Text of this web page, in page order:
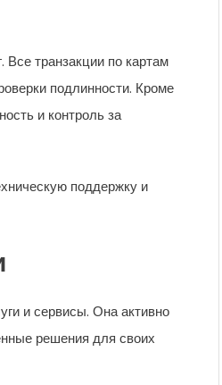
транзакции по картам
подлинности. Кроме
и контроль за
поддержку и
и сервисы. Она активно
решения для своих